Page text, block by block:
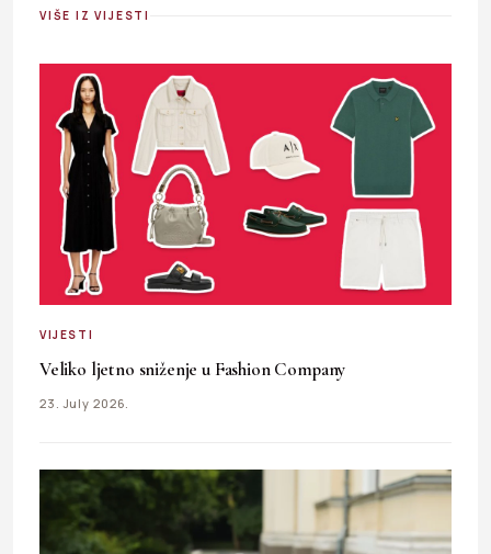
VIŠE IZ VIJESTI
VIJESTI
Veliko ljetno sniženje u Fashion Company
23. July 2026.